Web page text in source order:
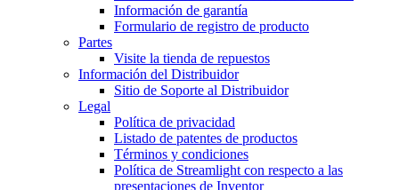
Información de garantía
Formulario de registro de producto
Partes
Visite la tienda de repuestos
Información del Distribuidor
Sitio de Soporte al Distribuidor
Legal
Política de privacidad
Listado de patentes de productos
Términos y condiciones
Política de Streamlight con respecto a las
presentaciones de Inventor